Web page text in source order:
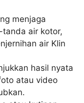
menjaga
air kotor,
air Klin
hasil nyata
atau video